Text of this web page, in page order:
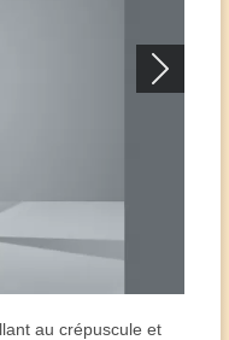
au crépuscule et